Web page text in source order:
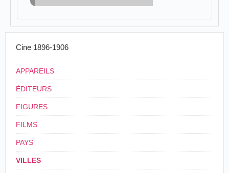
Cine 1896-1906
APPAREILS
ÉDITEURS
FIGURES
FILMS
PAYS
VILLES